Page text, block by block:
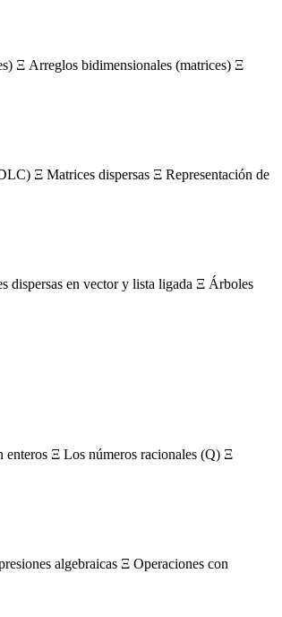
Ξ Arreglos bidimensionales (matrices) Ξ
Ξ Matrices dispersas Ξ Representación de
dispersas en vector y lista ligada Ξ Árboles
Ξ Los números racionales (Q) Ξ
algebraicas Ξ Operaciones con